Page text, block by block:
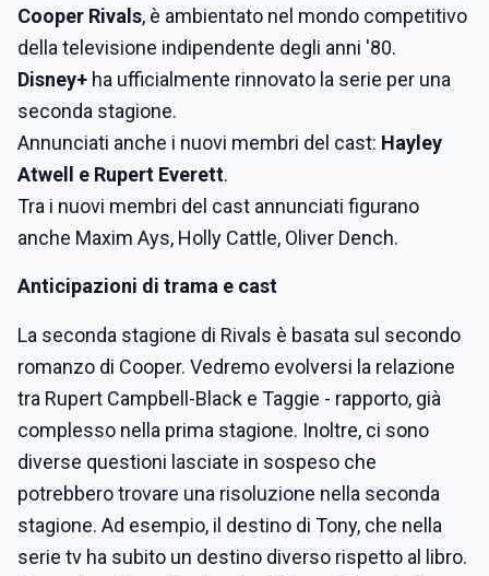
Cooper Rivals, è ambientato nel mondo competitivo
della televisione indipendente degli anni '80.
Disney+ ha ufficialmente rinnovato la serie per una
seconda stagione.
Annunciati anche i nuovi membri del cast: Hayley
Atwell e Rupert Everett.
Tra i nuovi membri del cast annunciati figurano
anche Maxim Ays, Holly Cattle, Oliver Dench.
Anticipazioni di trama e cast
La seconda stagione di Rivals è basata sul secondo
romanzo di Cooper. Vedremo evolversi la relazione
tra Rupert Campbell-Black e Taggie - rapporto, già
complesso nella prima stagione. Inoltre, ci sono
diverse questioni lasciate in sospeso che
potrebbero trovare una risoluzione nella seconda
stagione. Ad esempio, il destino di Tony, che nella
serie tv ha subito un destino diverso rispetto al libro.